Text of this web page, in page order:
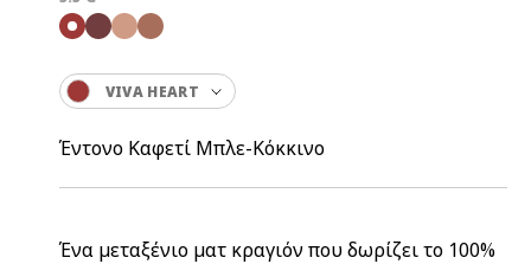
Ένα μεταξένιο ματ κραγιόν που δωρίζει το 100%
VIVA HEART
Έντονο Καφετί Μπλε-Κόκκινο